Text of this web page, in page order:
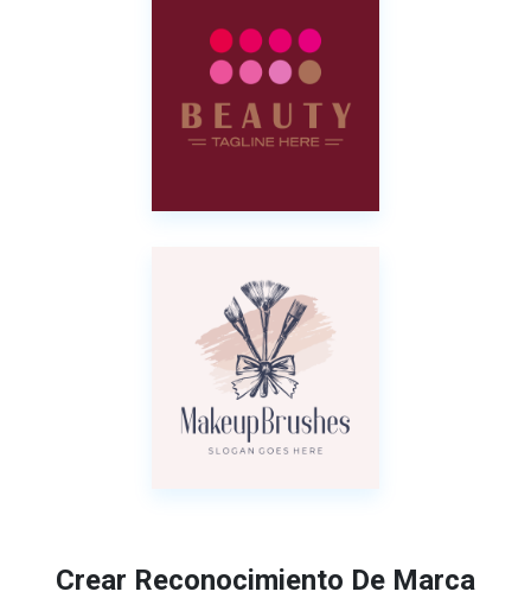
Crear Reconocimiento De Marca